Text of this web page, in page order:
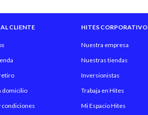
CLIENTE
domicilio
condiciones
HITES CORPORATIVO
Nuestra empresa
Nuestras tiendas
Inversionistas
Trabaja en Hites
Mi Espacio Hites